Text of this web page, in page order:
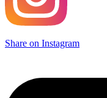
Share on Instagram